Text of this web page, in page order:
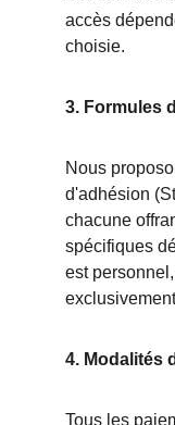
accès
choisie.
3. Formules
Nous
d'adhésion
chacune
spécifiques
est
4. Modalités
Tous les